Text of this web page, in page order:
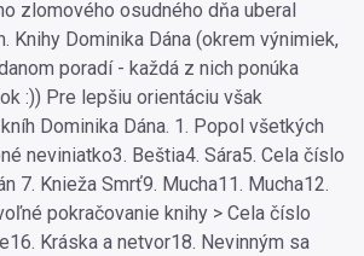
zlomového osudného dňa uberal
Knihy Dominika Dána (okrem výnimiek,
poradí - každá z nich ponúka
:)) Pre lepšiu orientáciu však
Dominika Dána. 1. Popol všetkých
neviniatko3. Beštia4. Sára5. Cela číslo
7. Knieža Smrť9. Mucha11. Mucha12.
pokračovanie knihy > Cela číslo
Kráska a netvor18. Nevinným sa